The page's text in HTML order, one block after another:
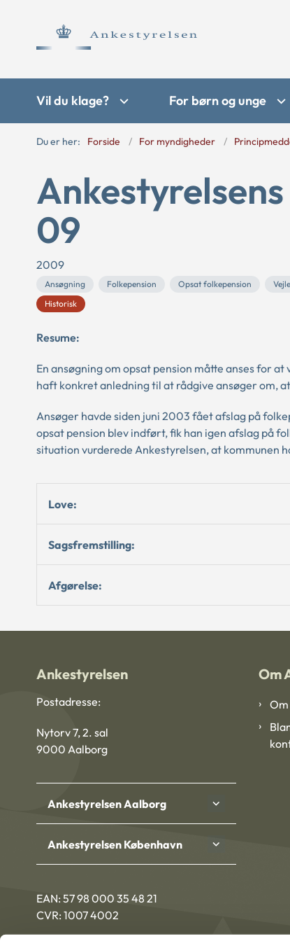
Vil du klage? For børn og unge
Du er her: Forside For myndigheder
09
2009
Ansøgning Folkepension Opsat folkepension
Historisk
Resume:
En ansøgning om opsat pension måtte anses for
haft konkret anledning til at rådgive ansøger om,
Ansøger havde siden juni 2003 fået afslag på
opsat pension blev indført, fik han igen afslag på
situation vurderede Ankestyrelsen, at kommunen
Love:
Sagsfremstilling:
Afgørelse:
Ankestyrelsen
Postadresse:
Nytorv 7, 2. sal
9000 Aalborg
Ankestyrelsen Aalborg
Ankestyrelsen København
EAN: 57 98 000 35 48 21
CVR: 1007 4002
Om